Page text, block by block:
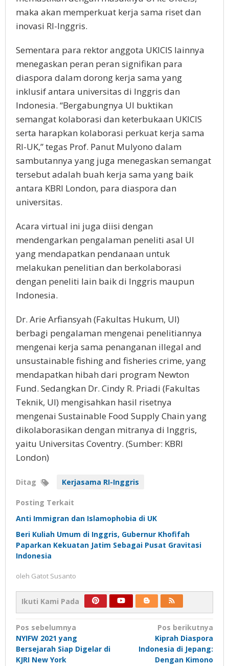
maka akan memperkuat kerja sama riset dan
inovasi RI-Inggris.
Sementara para rektor anggota UKICIS lainnya
menegaskan peran peran signifikan para
diaspora dalam dorong kerja sama yang
inklusif antara universitas di Inggris dan
Indonesia. “Bergabungnya UI buktikan
semangat kolaborasi dan keterbukaan UKICIS
serta harapkan kolaborasi perkuat kerja sama
RI-UK,” tegas Prof. Panut Mulyono dalam
sambutannya yang juga menegaskan semangat
tersebut adalah buah kerja sama yang baik
antara KBRI London, para diaspora dan
universitas.
Acara virtual ini juga diisi dengan
mendengarkan pengalaman peneliti asal UI
yang mendapatkan pendanaan untuk
melakukan penelitian dan berkolaborasi
dengan peneliti lain baik di Inggris maupun
Indonesia.
Dr. Arie Arfiansyah (Fakultas Hukum, UI)
berbagi pengalaman mengenai penelitiannya
mengenai kerja sama penanganan illegal and
unsustainable fishing and fisheries crime, yang
mendapatkan hibah dari program Newton
Fund. Sedangkan Dr. Cindy R. Priadi (Fakultas
Teknik, UI) mengisahkan hasil risetnya
mengenai Sustainable Food Supply Chain yang
dikolaborasikan dengan mitranya di Inggris,
yaitu Universitas Coventry. (Sumber: KBRI
London)
Ditag Kerjasama RI-Inggris
Posting Terkait
Anti Immigran dan Islamophobia di UK
Beri Kuliah Umum di Inggris, Gubernur Khofifah
Paparkan Kekuatan Jatim Sebagai Pusat Gravitasi
Indonesia
oleh Gatot Susanto
Ikuti Kami Pada
Navigasi
pos
Pos sebelumnya
NYIFW 2021 yang
Bersejarah Siap Digelar di
KJRI New York
Pos berikutnya
Kiprah Diaspora
Indonesia di Jepang:
Dengan Kimono